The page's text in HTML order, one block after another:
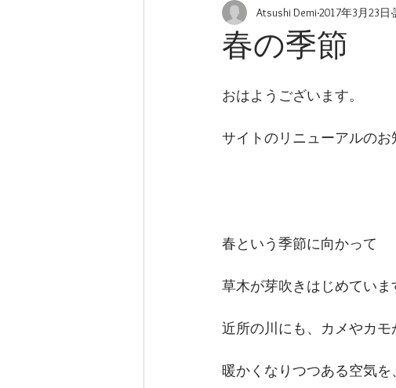
春の季節
Atsushi Demi 2017年3月23日
おはようございます。
サイトのリニューアルのお
春という季節に向かって
草木が芽吹きはじめていま
近所の川にも、カメやカモ
暖かくなりつつある空気